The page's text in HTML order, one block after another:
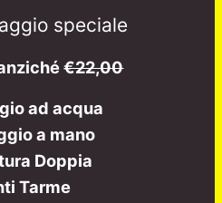
speciale
€22,00
ad acqua
a mano
Doppia
Tarme